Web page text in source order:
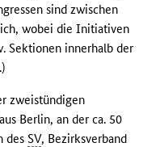
sind zwischen
wobei die Initiativen
Sektionen innerhalb der
zweistündigen
Berlin, an der ca. 50
desSV, Bezirksverband